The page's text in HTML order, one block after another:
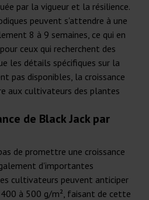
par la vigueur et la résilience.
peuvent s'attendre à une
8 à 9 semaines, ce qui en
ceux qui recherchent des
les détails spécifiques sur la
pas disponibles, la croissance
aux cultivateurs des plantes
de Black Jack par
de promettre une croissance
d'importantes
cultivateurs peuvent anticiper
à 500 g/m², faisant de cette